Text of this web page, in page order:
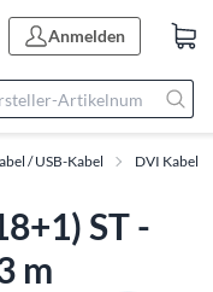
Anmelden
/ USB-Kabel DVI Kabel
ST -
m